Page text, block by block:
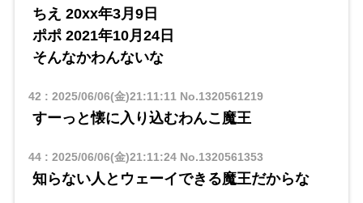
ちえ 20xx年3月9日
ポポ 2021年10月24日
そんなかわんないな
42 : 2025/06/06(金)21:11:11No.1320561219
すーっと懐に入り込むわんこ魔王
44: 2025/06/06(金)21:11:24No.1320561353
知らない人とウェーイできる魔王だからな